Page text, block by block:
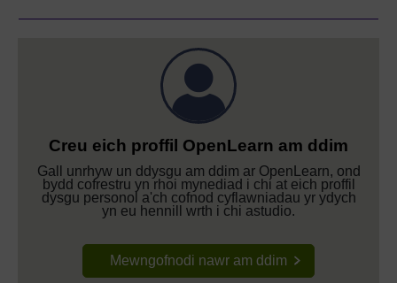
Creu eich proffil OpenLearn am ddim
Gall unrhyw un ddysgu am ddim ar OpenLearn, ond
bydd cofrestru yn rhoi mynediad i chi at eich proffil
dysgu personol a'ch cofnod cyflawniadau yr ydych
yn eu hennill wrth i chi astudio.
Mewngofnodi nawr am ddim